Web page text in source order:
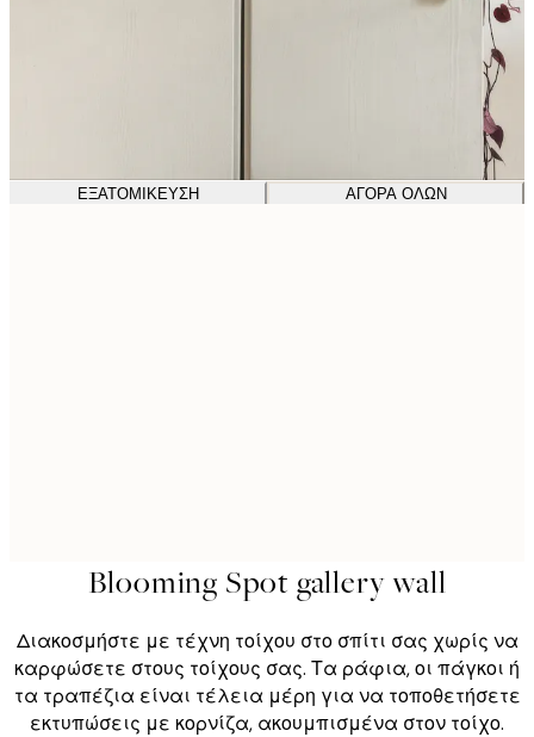
ΕΞΑΤΟΜΊΚΕΥΣΗ ΑΓΟΡΆ ΌΛΩΝ
Blooming Spot gallery wall
Διακοσμήστε με τέχνη τοίχου στο σπίτι σας χωρίς να
καρφώσετε στους τοίχους σας. Τα ράφια, οι πάγκοι ή
τα τραπέζια είναι τέλεια μέρη για να τοποθετήσετε
εκτυπώσεις με κορνίζα, ακουμπισμένα στον τοίχο.